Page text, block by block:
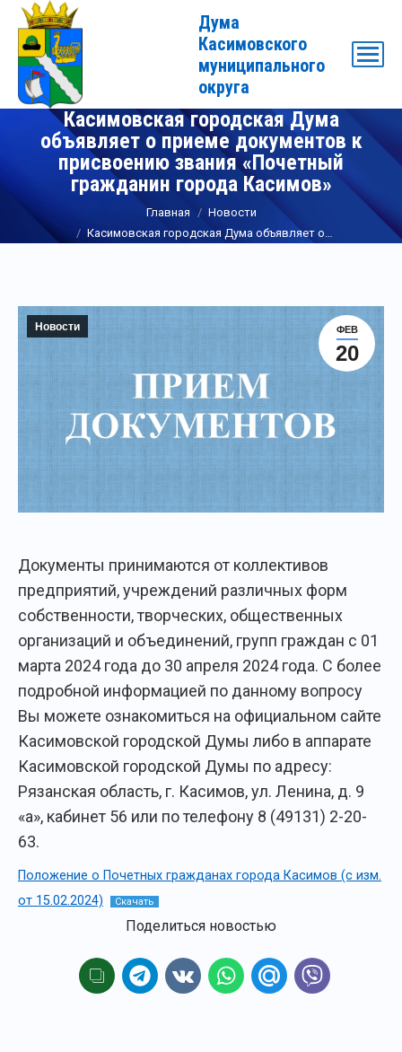
Дума
Касимовского
муниципального
округа
Касимовская городская Дума
объявляет о приеме документов к
присвоению звания «Почетный
гражданин города Касимов»
Вы здесь: Главная
Новости
Касимовская городская Дума объявляет о…
ФЕВ
20
Новости
Документы принимаются от коллективов
предприятий, учреждений различных форм
собственности, творческих, общественных
организаций и объединений, групп граждан с 01
марта 2024 года до 30 апреля 2024 года. С более
подробной информацией по данному вопросу
Вы можете ознакомиться на официальном сайте
Касимовской городской Думы либо в аппарате
Касимовской городской Думы по адресу:
Рязанская область, г. Касимов, ул. Ленина, д. 9
«а», кабинет 56 или по телефону 8 (49131) 2-20-
63.
Положение о Почетных гражданах города Касимов (с изм.
от 15.02.2024)
Скачать
Поделиться новостью